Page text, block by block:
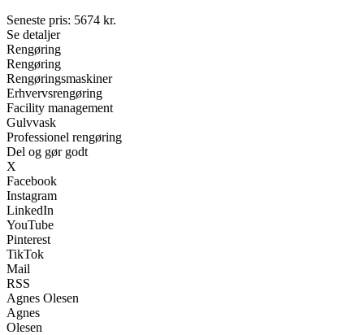
Seneste pris: 5674 kr.
Se detaljer
Rengøring
Rengøring
Rengøringsmaskiner
Erhvervsrengøring
Facility management
Gulvvask
Professionel rengøring
Del og gør godt
X
Facebook
Instagram
LinkedIn
YouTube
Pinterest
TikTok
Mail
RSS
Agnes Olesen
Agnes
Olesen